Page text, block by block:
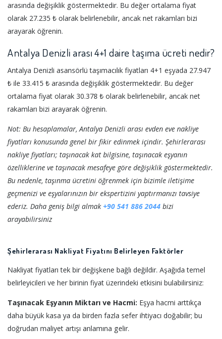
arasında değişiklik göstermektedir. Bu değer ortalama fiyat
olarak 27.235 ₺ olarak belirlenebilir, ancak net rakamları bizi
arayarak öğrenin.
Antalya Denizli arası 4+1 daire taşıma ücreti nedir?
Antalya Denizli asansörlü taşımacılık fiyatları 4+1 eşyada 27.947
₺ ile 33.415 ₺ arasında değişiklik göstermektedir. Bu değer
ortalama fiyat olarak 30.378 ₺ olarak belirlenebilir, ancak net
rakamları bizi arayarak öğrenin.
Not: Bu hesaplamalar, Antalya Denizli arası evden eve nakliye
fiyatları konusunda genel bir fikir edinmek içindir. Şehirlerarası
nakliye fiyatları; taşınacak kat bilgisine, taşınacak eşyanın
özelliklerine ve taşınacak mesafeye göre değişiklik göstermektedir.
Bu nedenle, taşınma ücretini öğrenmek için bizimle iletişime
geçmenizi ve eşyalarınızın bir ekspertizini yaptırmanızı tavsiye
ederiz. Daha geniş bilgi almak +90 541 886 2044 bizi
arayabilirsiniz
Şehirlerarası Nakliyat Fiyatını Belirleyen Faktörler
Nakliyat fiyatları tek bir değişkene bağlı değildir. Aşağıda temel
belirleyicileri ve her birinin fiyat üzerindeki etkisini bulabilirsiniz:
Taşınacak Eşyanın Miktarı ve Hacmi: Eşya hacmi arttıkça
daha büyük kasa ya da birden fazla sefer ihtiyacı doğabilir; bu
doğrudan maliyet artışı anlamına gelir.